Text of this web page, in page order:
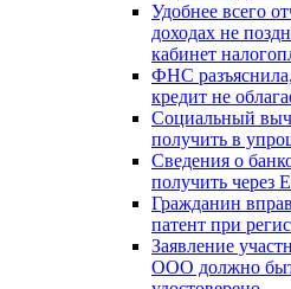
Удобнее всего
доходах не
кабинет
ФНС
кредит не
Социальный
получить в
Сведения о
получить через
Гражданин
патент при
Заявление
ООО должно